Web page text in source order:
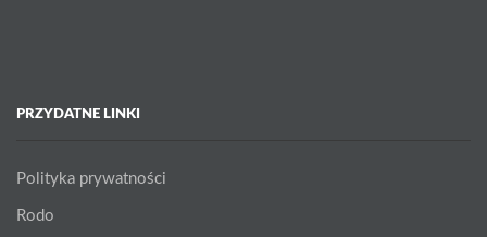
PRZYDATNE LINKI
Polityka prywatności
Rodo